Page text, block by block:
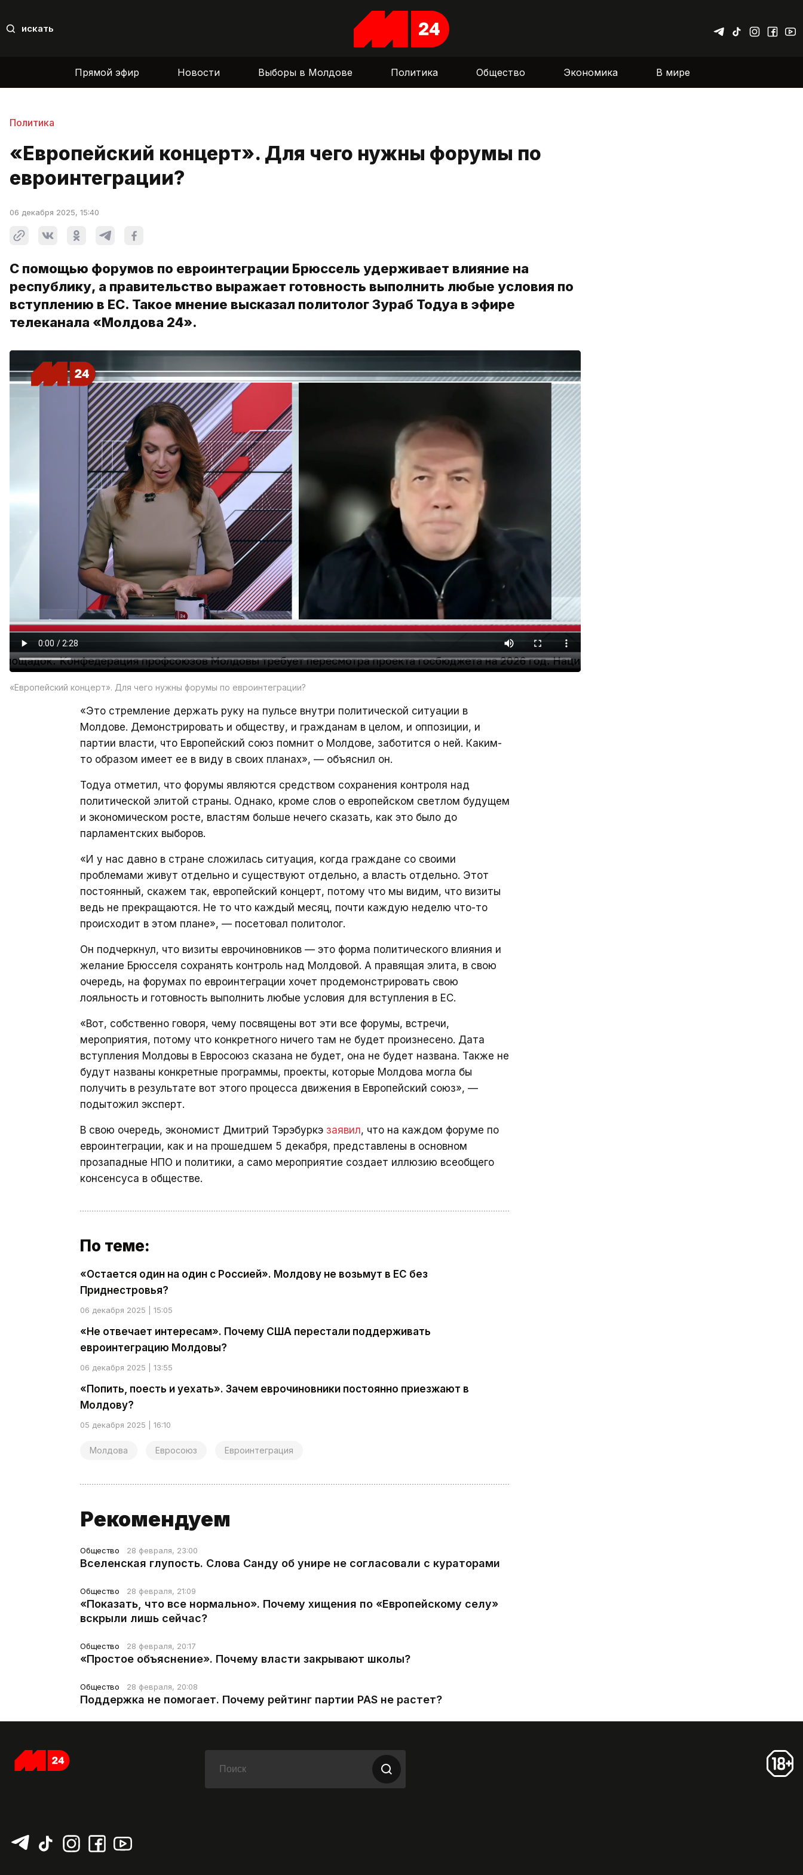
искать
Прямой эфир Новости Выборы в Молдове Политика Общество Экономика В мире
Политика
«Европейский концерт». Для чего нужны форумы по
евроинтеграции?
06 декабря 2025, 15:40
С помощью форумов по евроинтеграции Брюссель удерживает влияние на
республику, а правительство выражает готовность выполнить любые условия по
вступлению в ЕС. Такое мнение высказал политолог Зураб Тодуа в эфире
телеканала «Молдова 24».
«Европейский концерт». Для чего нужны форумы по евроинтеграции?
«Это стремление держать руку на пульсе внутри политической ситуации в
Молдове. Демонстрировать и обществу, и гражданам в целом, и оппозиции, и
партии власти, что Европейский союз помнит о Молдове, заботится о ней. Каким-
то образом имеет ее в виду в своих планах», — объяснил он.
Тодуа отметил, что форумы являются средством сохранения контроля над
политической элитой страны. Однако, кроме слов о европейском светлом будущем
и экономическом росте, властям больше нечего сказать, как это было до
парламентских выборов.
«И у нас давно в стране сложилась ситуация, когда граждане со своими
проблемами живут отдельно и существуют отдельно, а власть отдельно. Этот
постоянный, скажем так, европейский концерт, потому что мы видим, что визиты
ведь не прекращаются. Не то что каждый месяц, почти каждую неделю что-то
происходит в этом плане», — посетовал политолог.
Он подчеркнул, что визиты еврочиновников — это форма политического влияния и
желание Брюсселя сохранять контроль над Молдовой. А правящая элита, в свою
очередь, на форумах по евроинтеграции хочет продемонстрировать свою
лояльность и готовность выполнить любые условия для вступления в ЕС.
«Вот, собственно говоря, чему посвящены вот эти все форумы, встречи,
мероприятия, потому что конкретного ничего там не будет произнесено. Дата
вступления Молдовы в Евросоюз сказана не будет, она не будет названа. Также не
будут названы конкретные программы, проекты, которые Молдова могла бы
получить в результате вот этого процесса движения в Европейский союз», —
подытожил эксперт.
В свою очередь, экономист Дмитрий Тэрэбуркэ заявил, что на каждом форуме по
евроинтеграции, как и на прошедшем 5 декабря, представлены в основном
прозападные НПО и политики, а само мероприятие создает иллюзию всеобщего
консенсуса в обществе.
По теме:
«Остается один на один с Россией». Молдову не возьмут в ЕС без
Приднестровья?
06 декабря 2025 | 15:05
«Не отвечает интересам». Почему США перестали поддерживать
евроинтеграцию Молдовы?
06 декабря 2025 | 13:55
«Попить, поесть и уехать». Зачем еврочиновники постоянно приезжают в
Молдову?
05 декабря 2025 | 16:10
Молдова Евросоюз Евроинтеграция
Рекомендуем
Общество 28 февраля, 23:00
Вселенская глупость. Слова Санду об унире не согласовали с кураторами
Общество 28 февраля, 21:09
«Показать, что все нормально». Почему хищения по «Европейскому селу»
вскрыли лишь сейчас?
Общество 28 февраля, 20:17
«Простое объяснение». Почему власти закрывают школы?
Общество 28 февраля, 20:08
Поддержка не помогает. Почему рейтинг партии PAS не растет?